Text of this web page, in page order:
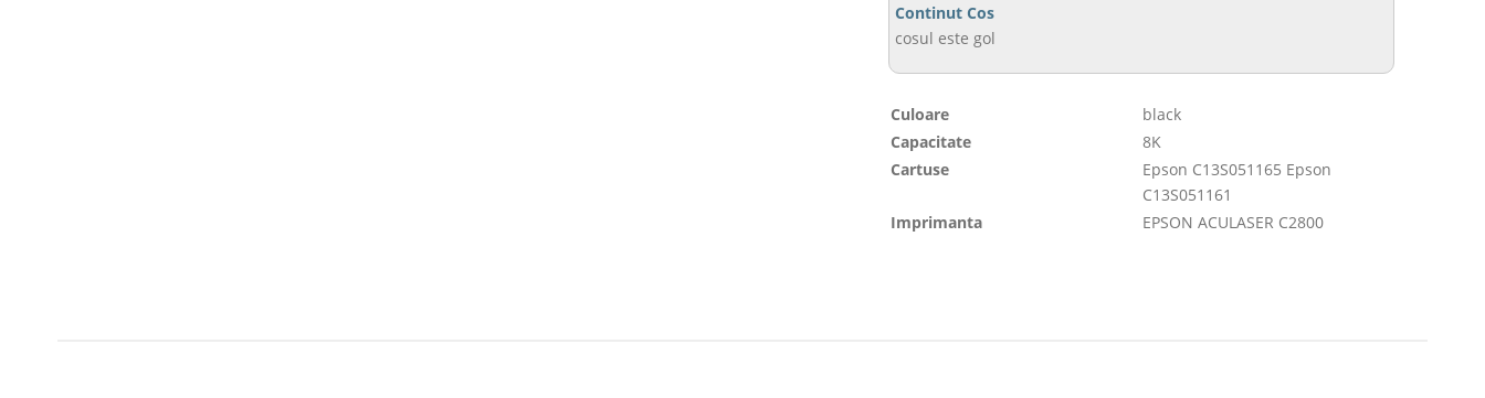
Continut Cos
cosul este gol
Culoare
black
Capacitate
8K
Cartuse
Epson C13S051165 Epson
C13S051161
Imprimanta
EPSON ACULASER C2800